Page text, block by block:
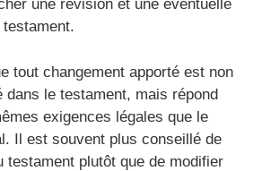
une révision et une éventuelle
tout changement apporté est non
dans le testament, mais répond
exigences légales que le
Il est souvent plus conseillé de
testament plutôt que de modifier